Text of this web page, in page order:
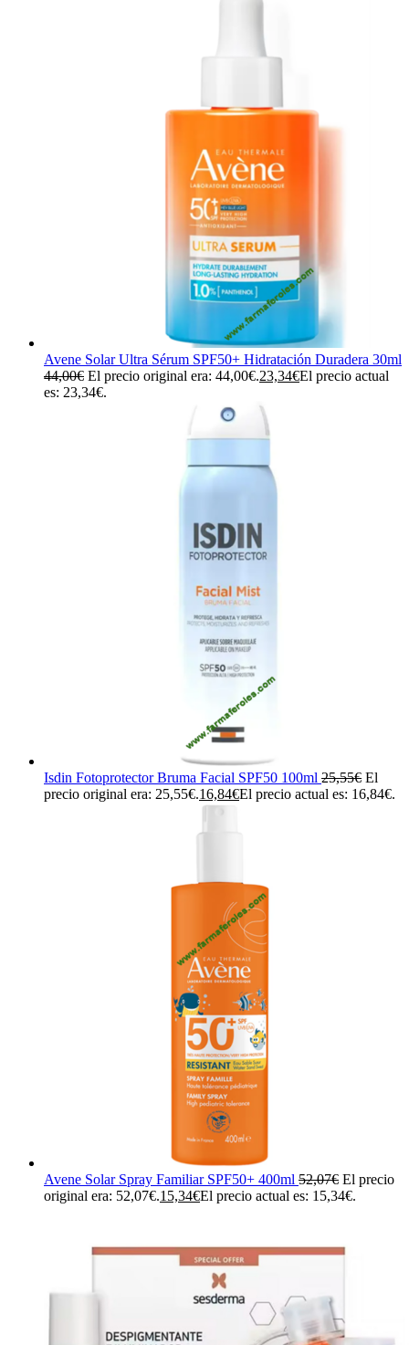
Avene Solar Ultra Sérum SPF50+ Hidratación Duradera 30ml
44,00€ El precio original era: 44,00€.23,34€El precio actual
es: 23,34€.
Isdin Fotoprotector Bruma Facial SPF50 100ml 25,55€ El
precio original era: 25,55€.16,84€El precio actual es: 16,84€.
Avene Solar Spray Familiar SPF50+ 400ml 52,07€ El precio
original era: 52,07€.15,34€El precio actual es: 15,34€.